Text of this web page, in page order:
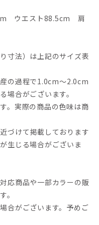
ウエスト88.5cm 肩
寸法）は上記のサイズ表
の過程で1.0cm～2.0cm
場合がございます。
。実際の商品の色味は商
づけて掲載しております
生じる場合がございま
応商品や一部カラーの販
。
合がございます。予めご